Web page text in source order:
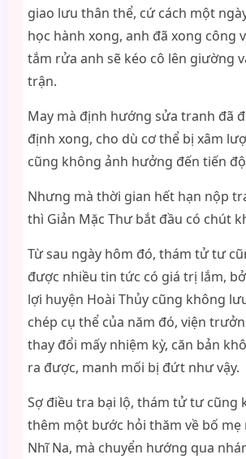
giao lưu thân thể, cứ cách một
học hành xong, anh đã xong công
tắm rửa anh sẽ kéo cô lên giường
trận.
May mà định hướng sửa tranh đã
định xong, cho dù cơ thể bị xâm
cũng không ảnh hưởng đến tiến
Nhưng mà thời gian hết hạn nộp
thì Giản Mặc Thư bắt đầu có chút
Từ sau ngày hôm đó, thám tử tư
được nhiều tin tức có giá trị lắm,
lợi huyện Hoài Thủy cũng không
chép cụ thể của năm đó, viện
thay đổi mấy nhiệm kỳ, căn bản
ra được, manh mối bị đứt như vậy.
Sợ điều tra bại lộ, thám tử tư cũng
thêm một bước hỏi thăm về bố mẹ
Nhĩ Na, mà chuyển hướng qua